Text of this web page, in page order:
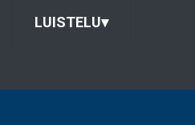
LUISTELU▾